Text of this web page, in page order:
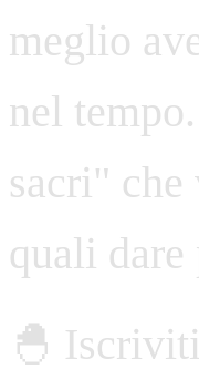
meglio
nel
sacri"
quali
🐣